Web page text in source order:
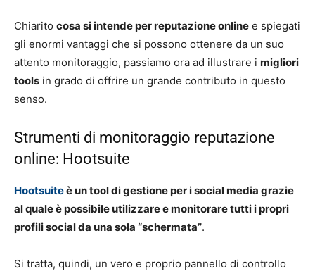
Chiarito cosa si intende per reputazione online e spiegati
gli enormi vantaggi che si possono ottenere da un suo
attento monitoraggio, passiamo ora ad illustrare i migliori
tools in grado di offrire un grande contributo in questo
senso.
Strumenti di monitoraggio reputazione
online: Hootsuite
Hootsuiteè un tool di gestione per i social media grazie
al quale è possibile utilizzare e monitorare tutti i propri
profili social da una sola “schermata”.
Si tratta, quindi, un vero e proprio pannello di controllo